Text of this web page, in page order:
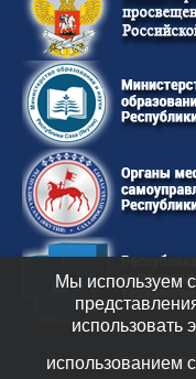
ГКУ
Мы используем
использовать
использованием